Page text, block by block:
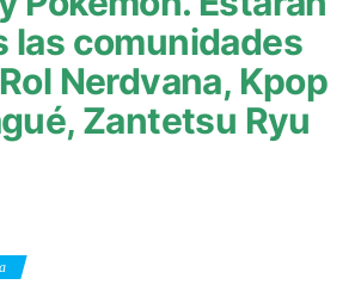
las comunidades
Nerdvana, Kpop
Zantetsu Ryu